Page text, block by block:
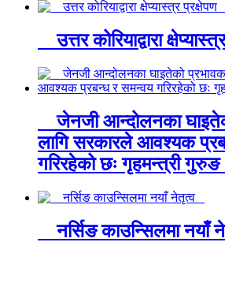
उत्तर कोरियाद्वारा
जेनजी आन्दोलनका
लागि सरकारले आवश्यक
गरिरहेको छः गृहमन्त्री गुरुङ
नर्सिङ काउन्सिलमा नयाँ